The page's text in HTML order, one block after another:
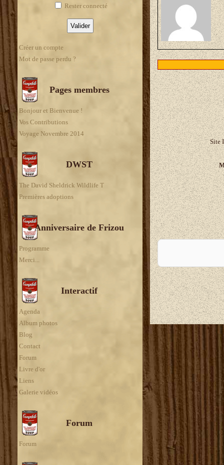
Rester connecté
Créer un compte
Mot de passe perdu ?
Pages membres
Bonjour et Bienvenue !
Vos Contributions
Voyage Novembre 2014
DWST
The David Sheldrick Wildlife T
Premières adoptions
Anniversaire de Frizou
Programme
Merci...
Interactif
Agenda
Album photos
Blog
Contact
Forum
Livre d'or
Liens
Galerie vidéos
Forum
Forum
Site